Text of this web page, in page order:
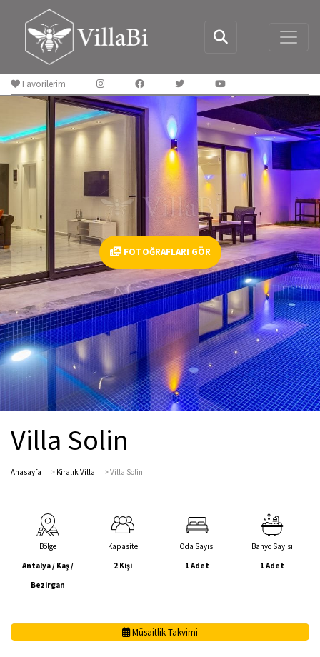
Favorilerim
FOTOĞRAFLARI GÖR
Villa Solin
Anasayfa > Kiralık Villa >Villa Solin
Bölge
Antalya / Kaş /
Bezirgan
Kapasite
2 Kişi
Oda Sayısı
1 Adet
Banyo Sayısı
1 Adet
Müsaitlik Takvimi